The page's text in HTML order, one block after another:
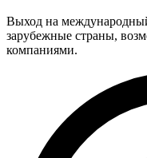
Выход на
зарубежные страны,
компаниями.